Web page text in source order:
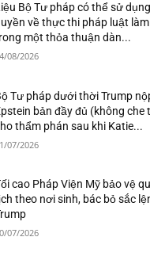
Bộ Tư pháp có thể sử
về thực thi pháp luật
một thỏa thuận dàn...
08/2026
Tư pháp dưới thời Trump
bản đầy đủ (không che
thẩm phán sau khi Katie...
07/2026
cao Pháp Viện Mỹ bảo vệ
theo nơi sinh, bác bỏ sắc
07/2026